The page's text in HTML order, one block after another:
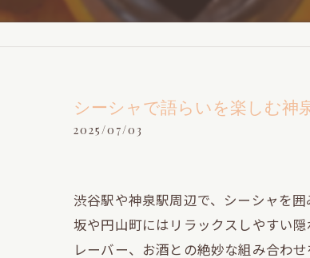
シーシャで語らいを楽しむ神
2025/07/03
渋谷駅や神泉駅周辺で、シーシャを
坂や円山町にはリラックスしやすい
レーバー、お酒との絶妙な組み合わ